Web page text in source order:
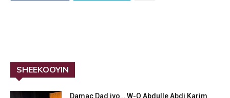
SHEEKOOYIN
Damac Dad iyo… W-Q Abdulle Abdi Karim